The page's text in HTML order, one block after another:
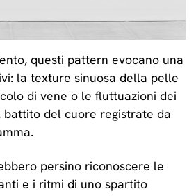
questi pattern evocano una
la texture sinuosa della pelle
di vene o le fluttuazioni dei
del cuore registrate da
persino riconoscere le
e i ritmi di uno spartito